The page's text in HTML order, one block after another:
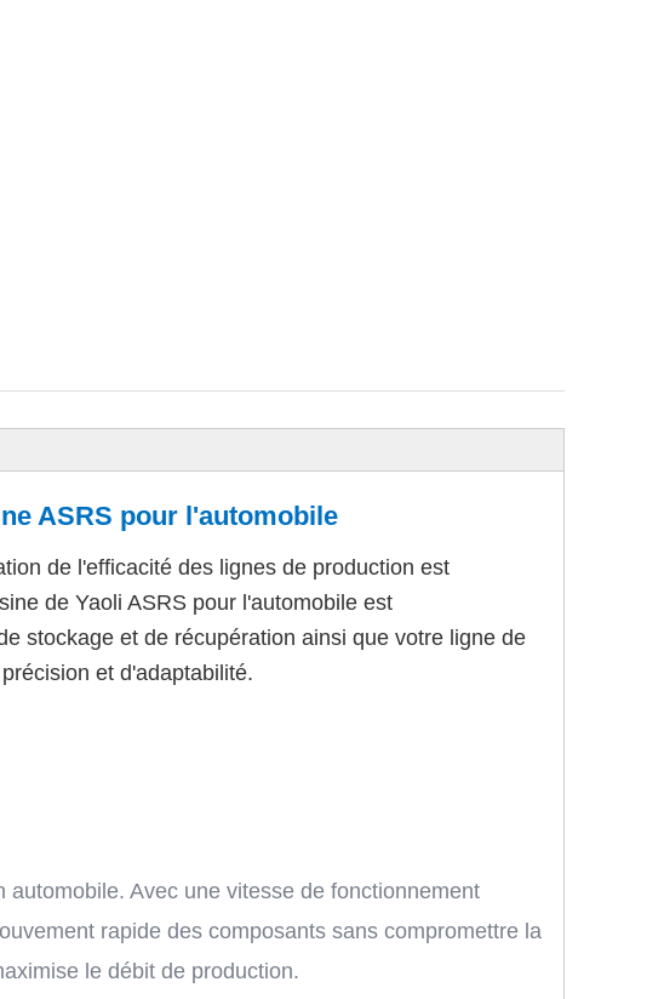
ASRS pour l'automobile
de l'efficacité des lignes de production est
de Yaoli ASRS pour l'automobile est
stockage et de récupération ainsi que votre ligne de
et d'adaptabilité.
Avec une vitesse de fonctionnement
rapide des composants sans compromettre la
le débit de production.